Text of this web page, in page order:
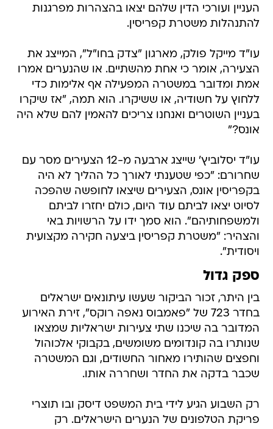
העניין ועורכי הדין שלהם יצאו בהצהרות מפרגנות
להתנהלות משטרת קפריסין.
עו"ד מייקל פולק, מארגון "צדק בחו"ל", המייצג את
הצעירה, אומר כי אחת מהשתיים. או שהנערים אמרו
אמת ומדובר במשטרה המפעילה אף אלימות כדי
ללחוץ על חשודיה, או ששיקרו. הוא תמה, "אז שיקרו
בעניין השוטרים ואנחנו צריכים להאמין להם שלא היה
אונס?"
עו"ד יסלוביץ' שייצג ארבעה מ-12 הצעירים מסר עם
שחרורם: "כפי שטענתי לאורך כל ההליך לא היה
בקפריסין אונס, הצעירים שיצאו לחופשה שהפכה
לסיוט יצאו לביתם עוד היום, כולם יחזרו לביתם
ולמשפחותיהם". הוא סמך ידו על הרשויות באי
והצהיר: "משטרת קפריסין ביצעה חקירה מקצועית
ויסודית".
ספק גדול
בין היתר, זכור הביקור שעשו עיתונאים ישראלים
בחדר 723 של "פאמבוס נאפה רוקס", זירת האירוע
המדובר בה שיכנו שתי צעירות ישראליות שמצאו
שנותרו בה קונדומים משומשים, בקבוקי אלכוהול
וחפצים שהותירו מאחור החשודים, וגם המשטרה
שכבר בדקה את החדר ושחררה אותו.
רק השבוע הגיע לידי בית המשפט דיסק ובו תוצרי
פריקת הטלפונים של הנערים הישראלים. רק